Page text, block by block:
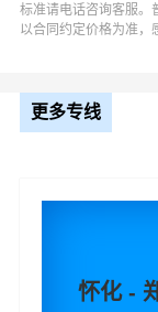
万信益阳到郑
势的物流网络资
街区,惠济区,中牟
流通效率。公司
标准请电话咨询客服。
以合同约定价格为准，
更多专线
怀化 -